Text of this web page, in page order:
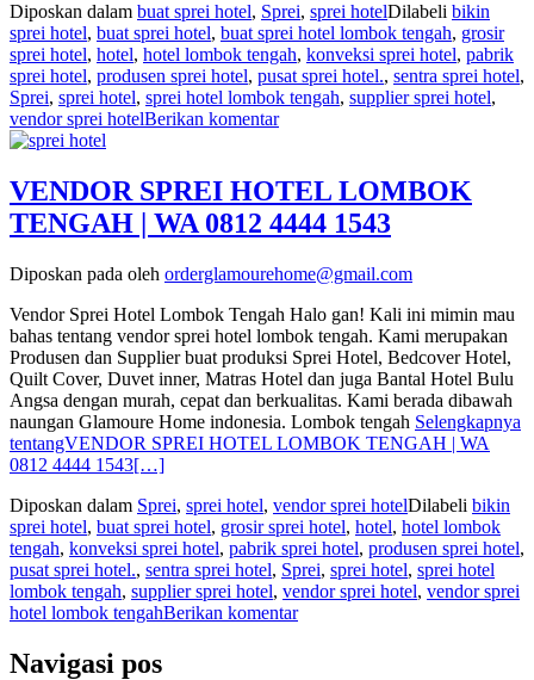
Diposkan dalam buat sprei hotel, Sprei, sprei hotelDilabeli bikin
sprei hotel, buat sprei hotel, buat sprei hotel lombok tengah, grosir
sprei hotel, hotel, hotel lombok tengah, konveksi sprei hotel, pabrik
sprei hotel, produsen sprei hotel, pusat sprei hotel., sentra sprei hotel,
Sprei, sprei hotel, sprei hotel lombok tengah, supplier sprei hotel,
vendor sprei hotelBerikan komentar
VENDOR SPREI HOTEL LOMBOK
TENGAH | WA 0812 4444 1543
Diposkan pada oleh orderglamourehome@gmail.com
Vendor Sprei Hotel Lombok Tengah Halo gan! Kali ini mimin mau
bahas tentang vendor sprei hotel lombok tengah. Kami merupakan
Produsen dan Supplier buat produksi Sprei Hotel, Bedcover Hotel,
Quilt Cover, Duvet inner, Matras Hotel dan juga Bantal Hotel Bulu
Angsa dengan murah, cepat dan berkualitas. Kami berada dibawah
naungan Glamoure Home indonesia. Lombok tengah Selengkapnya
tentangVENDOR SPREI HOTEL LOMBOK TENGAH | WA
0812 4444 1543[…]
Diposkan dalam Sprei, sprei hotel, vendor sprei hotelDilabeli bikin
sprei hotel, buat sprei hotel, grosir sprei hotel, hotel, hotel lombok
tengah, konveksi sprei hotel, pabrik sprei hotel, produsen sprei hotel,
pusat sprei hotel., sentra sprei hotel, Sprei, sprei hotel, sprei hotel
lombok tengah, supplier sprei hotel, vendor sprei hotel, vendor sprei
hotel lombok tengahBerikan komentar
Navigasi pos